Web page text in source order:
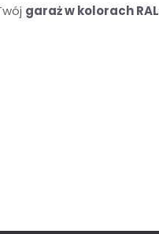
garaż w kolorach RAL